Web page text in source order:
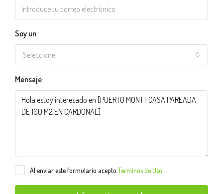
Soy un
Seleccione
Mensaje
Al enviar este formulario acepto Terminos de Uso